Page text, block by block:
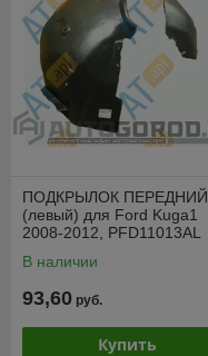
ПОДКРЫЛОК ПЕРЕДНИЙ
(левый) для Ford Kuga1
2008-2012, PFD11013AL
В наличии
93,60 руб.
Купить